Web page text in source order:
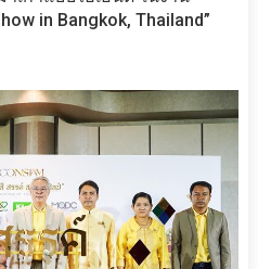
in Bangkok, Thailand”